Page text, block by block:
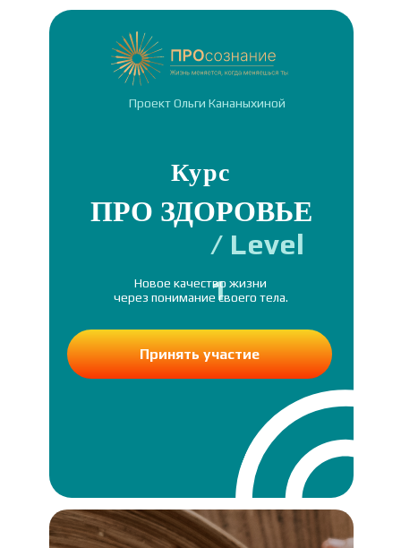
/ Level
1
ПРО ЗДОРОВЬЕ
Курс
Принять участие
Проект Ольги Кананыхиной
Новое качество жизни
через понимание своего тела.